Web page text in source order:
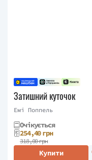
Затишний куточок
Емі Поппель
Очікується
254,40 грн
318,00 грн
Купити